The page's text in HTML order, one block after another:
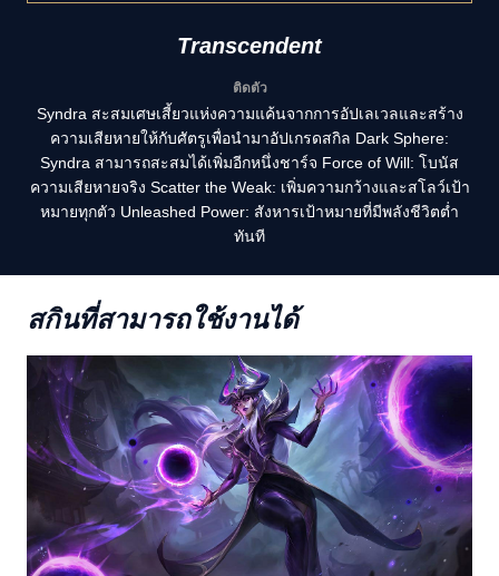
Transcendent
ติดตัว
Syndra สะสมเศษเสี้ยวแห่งความแค้นจากการอัปเลเวลและสร้าง
ความเสียหายให้กับศัตรูเพื่อนำมาอัปเกรดสกิล Dark Sphere:
Syndra สามารถสะสมได้เพิ่มอีกหนึ่งชาร์จ Force of Will: โบนัส
ความเสียหายจริง Scatter the Weak: เพิ่มความกว้างและสโลว์เป้า
หมายทุกตัว Unleashed Power: สังหารเป้าหมายที่มีพลังชีวิตต่ำ
ทันที
สกินที่สามารถใช้งานได้